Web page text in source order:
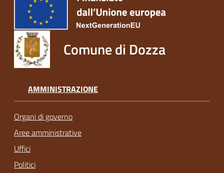
Comune di Dozza
AMMINISTRAZIONE
Organi di governo
Aree amministrative
Uffici
Politici